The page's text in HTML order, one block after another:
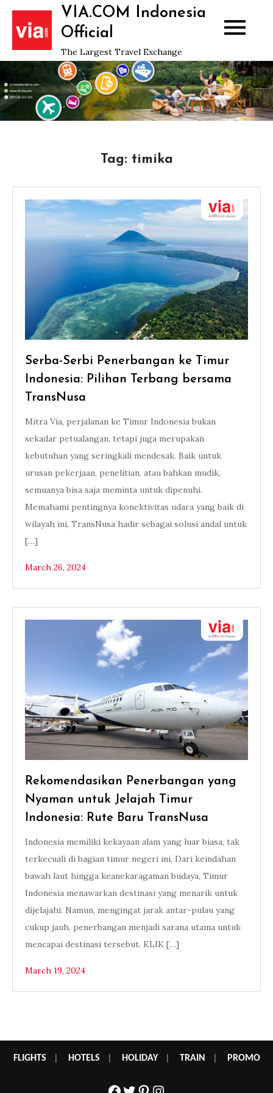
Skip
content
VIA.COM Indonesia
Official
The Largest Travel Exchange
Tag: timika
Serba-Serbi Penerbangan ke Timur
Indonesia: Pilihan Terbang bersama
TransNusa
Mitra Via, perjalanan ke Timur Indonesia bukan
sekadar petualangan, tetapi juga merupakan
kebutuhan yang seringkali mendesak. Baik untuk
urusan pekerjaan, penelitian, atau bahkan mudik,
semuanya bisa saja meminta untuk dipenuhi.
Memahami pentingnya konektivitas udara yang baik di
wilayah ini, TransNusa hadir sebagai solusi andal untuk
[…]
March 26, 2024
Rekomendasikan Penerbangan yang
Nyaman untuk Jelajah Timur
Indonesia: Rute Baru TransNusa
Indonesia memiliki kekayaan alam yang luar biasa, tak
terkecuali di bagian timur negeri ini. Dari keindahan
bawah laut hingga keanekaragaman budaya, Timur
Indonesia menawarkan destinasi yang menarik untuk
dijelajahi. Namun, mengingat jarak antar-pulau yang
cukup jauh, penerbangan menjadi sarana utama untuk
mencapai destinasi tersebut. KLIK […]
March 19, 2024
FLIGHTS HOTELS HOLIDAY| TRAIN PROMO